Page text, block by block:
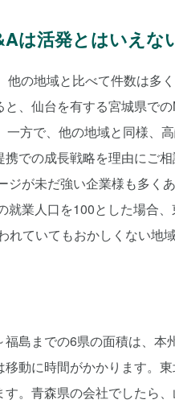
は活発とはいえな
の地域と比べて件数は多く
、仙台を有する宮城県で
方で、他の地域と同様、
での成長戦略を理由にご
ジが未だ強い企業様も多くあ
就業人口を100とした場合
ていてもおかしくない地域
島までの6県の面積は、
動に時間がかかります。
。青森県の会社でしたら